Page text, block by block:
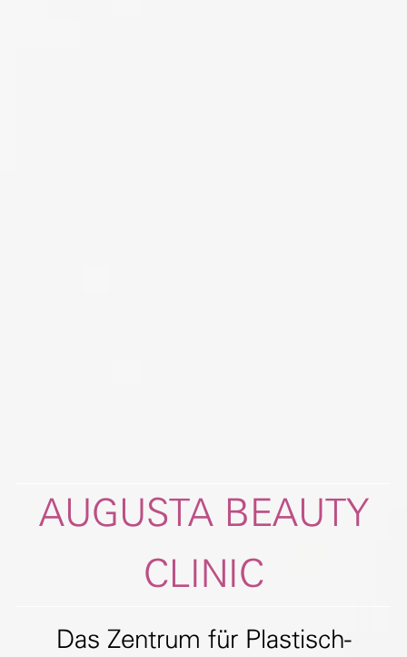
AUGUSTA BEAUTY
CLINIC
Das Zentrum für Plastisch-